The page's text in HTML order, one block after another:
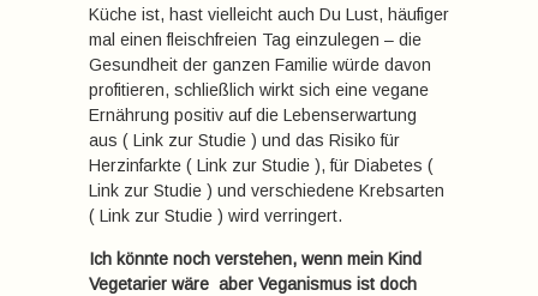
Küche ist, hast vielleicht auch Du Lust, häufiger
mal einen fleischfreien Tag einzulegen – die
Gesundheit der ganzen Familie würde davon
profitieren, schließlich wirkt sich eine vegane
Ernährung positiv auf die Lebenserwartung
aus ( Link zur Studie ) und das Risiko für
Herzinfarkte ( Link zur Studie ), für Diabetes (
Link zur Studie ) und verschiedene Krebsarten
( Link zur Studie ) wird verringert.
Ich könnte noch verstehen, wenn mein Kind
Vegetarier wäre  aber Veganismus ist doch